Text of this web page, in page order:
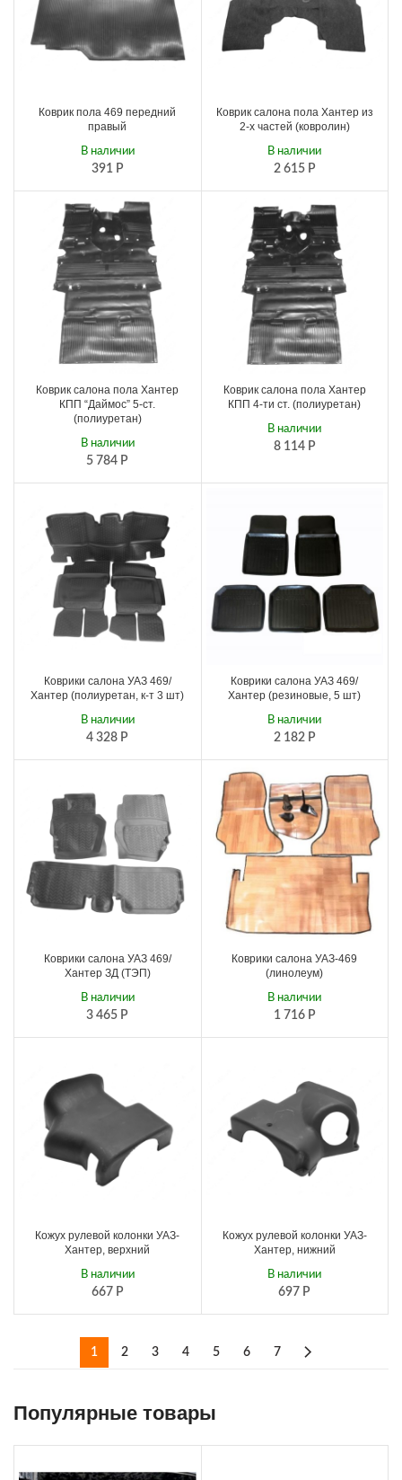
Коврик пола 469 передний
правый
391 Р
В наличии
Коврик салона пола Хантер из
2-х частей (ковролин)
2 615 Р
В наличии
Коврик салона пола Хантер
КПП “Даймос” 5-ст.
(полиуретан)
5 784 Р
В наличии
Коврик салона пола Хантер
КПП 4-ти ст. (полиуретан)
8 114 Р
В наличии
Коврики салона УАЗ 469/
Хантер (полиуретан, к-т 3 шт)
4 328 Р
В наличии
Коврики салона УАЗ 469/
Хантер (резиновые, 5 шт)
2 182 Р
В наличии
Коврики салона УАЗ 469/
Хантер ЗД (ТЭП)
3 465 Р
В наличии
Коврики салона УАЗ-469
(линолеум)
1 716 Р
В наличии
Кожух рулевой колонки УАЗ-
Хантер, верхний
667 Р
В наличии
Кожух рулевой колонки УАЗ-
Хантер, нижний
697 Р
В наличии
1 2 3 4 5 6 7
Популярные товары